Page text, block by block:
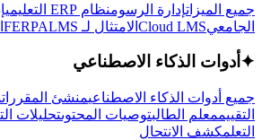
جميع الميزاتإدارة الرسومنظام ERP التعليمي
الجامعيCloud LMS الامتثال لـ FERPA LMS
✦ أدوات الذكاء الاصطناعي
جميع أدوات الذكاء الاصطناعيمنشئ المقررات
التقييممعلم الطالبتوصيات المحتوىتحليلات
التعلمكشف الانتحال